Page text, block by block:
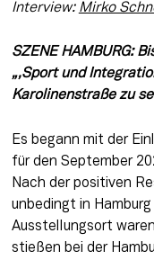
Interview: Mirko
SZENE HAMBURG:
„,Sport und
Karolinenstraße zu
Es begann mit der
für den September
Nach der positiven
unbedingt in
Ausstellungsort
stießen bei der